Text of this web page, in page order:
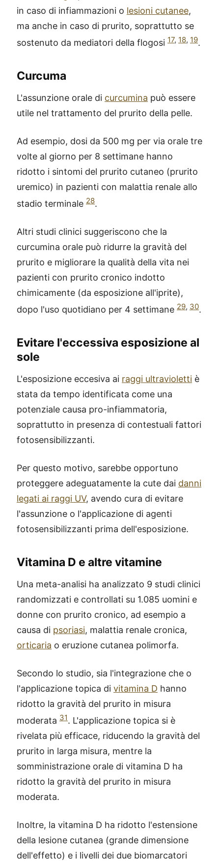
in caso di infiammazioni o lesioni cutanee,
ma anche in caso di prurito, soprattutto se
sostenuto da mediatori della flogosi 17, 18, 19.
Curcuma
L'assunzione orale di curcumina può essere
utile nel trattamento del prurito della pelle.
Ad esempio, dosi da 500 mg per via orale tre
volte al giorno per 8 settimane hanno
ridotto i sintomi del prurito cutaneo (prurito
uremico) in pazienti con malattia renale allo
stadio terminale 28.
Altri studi clinici suggeriscono che la
curcumina orale può ridurre la gravità del
prurito e migliorare la qualità della vita nei
pazienti con prurito cronico indotto
chimicamente (da esposizione all'iprite),
dopo l'uso quotidiano per 4 settimane 29, 30.
Evitare l'eccessiva esposizione al
sole
L'esposizione eccesiva ai raggi ultravioletti è
stata da tempo identificata come una
potenziale causa pro-infiammatoria,
soprattutto in presenza di contestuali fattori
fotosensibilizzanti.
Per questo motivo, sarebbe opportuno
proteggere adeguatamente la cute dai danni
legati ai raggi UV, avendo cura di evitare
l'assunzione o l'applicazione di agenti
fotosensibilizzanti prima dell'esposizione.
Vitamina D e altre vitamine
Una meta-analisi ha analizzato 9 studi clinici
randomizzati e controllati su 1.085 uomini e
donne con prurito cronico, ad esempio a
causa di psoriasi, malattia renale cronica,
orticaria o eruzione cutanea polimorfa.
Secondo lo studio, sia l'integrazione che o
l'applicazione topica di vitamina D hanno
ridotto la gravità del prurito in misura
moderata 31. L'applicazione topica si è
rivelata più efficace, riducendo la gravità del
prurito in larga misura, mentre la
somministrazione orale di vitamina D ha
ridotto la gravità del prurito in misura
moderata.
Inoltre, la vitamina D ha ridotto l'estensione
della lesione cutanea (grande dimensione
dell'effetto) e i livelli dei due biomarcatori